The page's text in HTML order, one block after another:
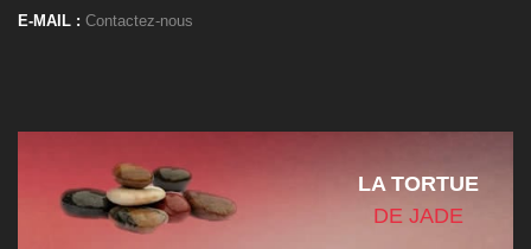
E-MAIL : Contactez-nous
LA TORTUE
DE JADE